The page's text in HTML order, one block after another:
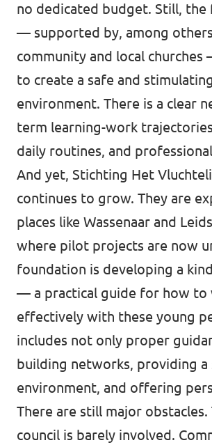
no dedicated budget. Still, the
— supported by, among
community and local churches
to create a safe and stimulating
environment. There is a clear
term learning-work
daily routines, and
And yet, Stichting Het
continues to grow. They are
places like Wassenaar and
where pilot projects are now
foundation is developing a
— a practical guide for how to
effectively with these young
includes not only proper
building networks, providing a
environment, and offering
There are still major obstacles.
council is barely involved.